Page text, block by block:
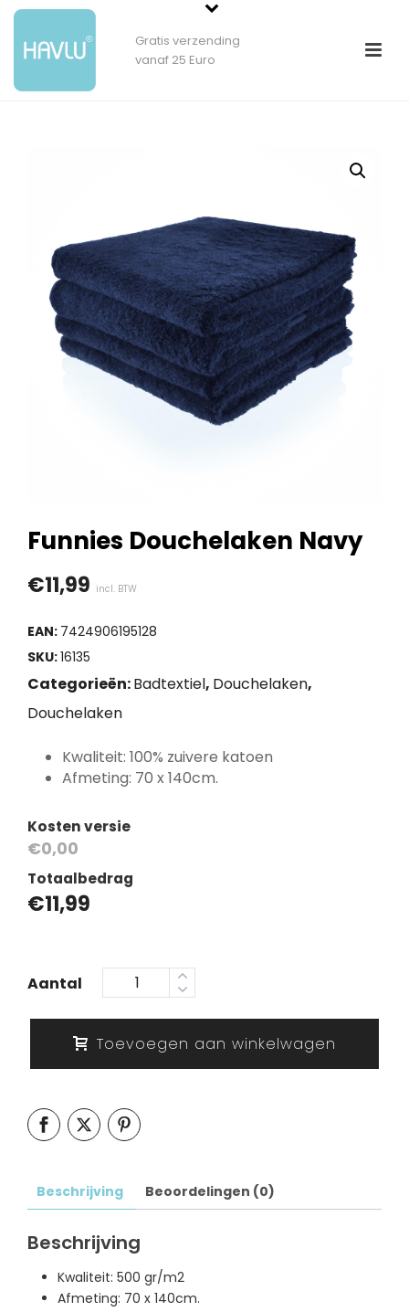
Gratis verzending
vanaf 25 Euro
Funnies Douchelaken Navy
€11,99 incl. BTW
EAN: 7424906195128
SKU:16135
Categorieën:Badtextiel, Douchelaken,
Douchelaken
Kwaliteit: 100% zuivere katoen
Afmeting: 70 x 140cm.
Kosten versie
€0,00
Totaalbedrag
€11,99
Aantal
Toevoegen aan winkelwagen
Beschrijving Beoordelingen (0)
Beschrijving
Kwaliteit: 500 gr/m2
Afmeting: 70 x 140cm.